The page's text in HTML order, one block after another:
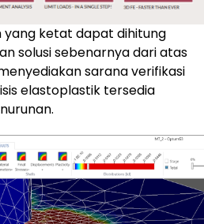
yang ketat dapat dihitung
solusi sebenarnya dari atas
sarana verifikasi
elastoplastik tersedia